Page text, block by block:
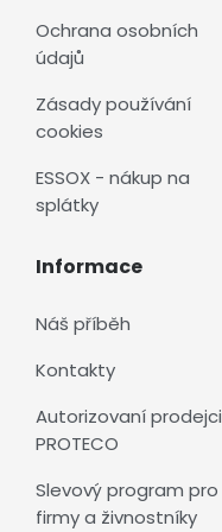
Ochrana osobních
údajů
Zásady používání
cookies
ESSOX - nákup na
splátky
Informace
Náš příběh
Kontakty
Autorizovaní prodejci
PROTECO
Slevový program pro
firmy a živnostníky